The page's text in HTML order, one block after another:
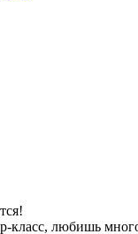
любишь